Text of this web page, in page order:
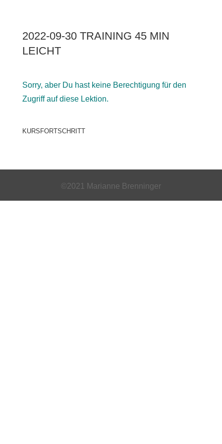
2022-09-30 TRAINING 45 MIN
LEICHT
Sorry, aber Du hast keine Berechtigung für den
Zugriff auf diese Lektion.
KURSFORTSCHRITT
©2021 Marianne Brenninger